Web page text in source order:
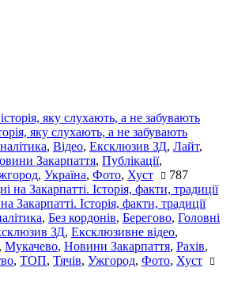
яку слухають, а не забувають
, Відео, Ексклюзив ЗД, Лайт,
Закарпаття, Публікації,
, Україна, Фото, Хуст 787
Закарпатті. Історія, факти, традиції
, Без кордонів, Берегово, Головні
ЗД, Ексклюзивне відео,
Мукачево, Новини Закарпаття, Рахів,
, ТОП, Тячів, Ужгород, Фото, Хуст